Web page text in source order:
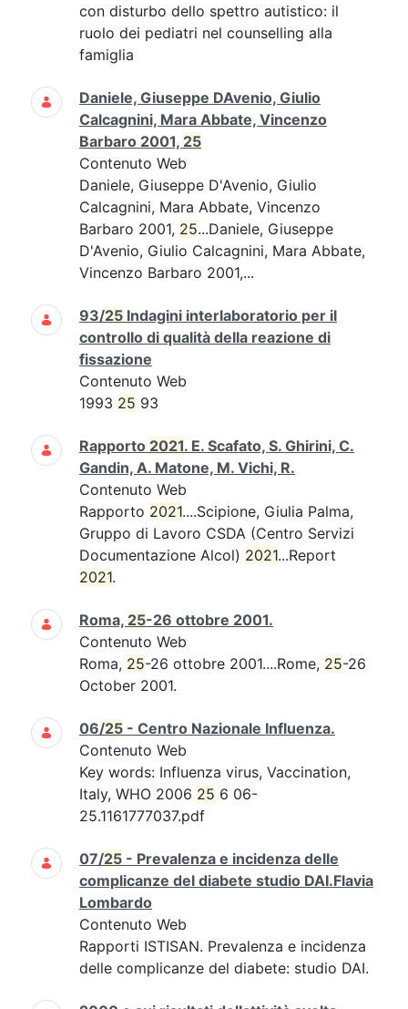
con disturbo dello spettro autistico: il
ruolo dei pediatri nel counselling alla
famiglia
Daniele, Giuseppe DAvenio, Giulio
Calcagnini, Mara Abbate, Vincenzo
Barbaro 2001, 25
Contenuto Web
Daniele, Giuseppe D'Avenio, Giulio
Calcagnini, Mara Abbate, Vincenzo
Barbaro 2001, 25...Daniele, Giuseppe
D'Avenio, Giulio Calcagnini, Mara Abbate,
Vincenzo Barbaro 2001,...
93/25 Indagini interlaboratorio per il
controllo di qualità della reazione di
fissazione
Contenuto Web
1993 25 93
Rapporto 2021. E. Scafato, S. Ghirini, C.
Gandin, A. Matone, M. Vichi, R.
Contenuto Web
Rapporto 2021....Scipione, Giulia Palma,
Gruppo di Lavoro CSDA (Centro Servizi
Documentazione Alcol) 2021...Report
2021.
Roma, 25-26 ottobre 2001.
Contenuto Web
Roma, 25-26 ottobre 2001....Rome, 25-26
October 2001.
06/25 - Centro Nazionale Influenza.
Contenuto Web
Key words: Influenza virus, Vaccination,
Italy, WHO 2006 25 6 06-
25.1161777037.pdf
07/25 - Prevalenza e incidenza delle
complicanze del diabete studio DAI.Flavia
Lombardo
Contenuto Web
Rapporti ISTISAN. Prevalenza e incidenza
delle complicanze del diabete: studio DAI.